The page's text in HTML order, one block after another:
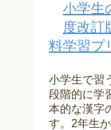
小学生
度改
料学習プ
小学生で習
段階的に学
本的な漢字
す。2年生